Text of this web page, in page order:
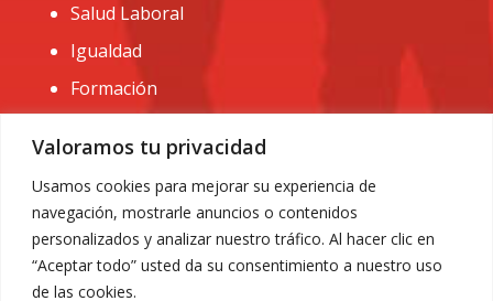
Valoramos tu privacidad
Usamos cookies para mejorar su experiencia de
navegación, mostrarle anuncios o contenidos
personalizados y analizar nuestro tráfico. Al hacer clic en
“Aceptar todo” usted da su consentimiento a nuestro uso
de las cookies.
Salud Laboral
Igualdad
Formación
CONTACTO:
administracion@usomurcia.org
968 25 01 20
C/ Huerto de las bombas nº6. 30009 Murcia